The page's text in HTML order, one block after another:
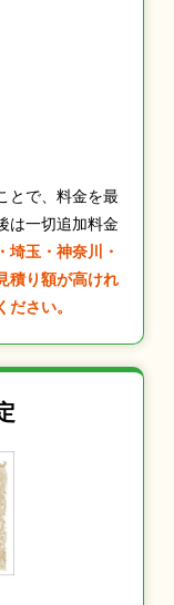
とで、料金を最
は一切追加料金
埼玉・神奈川・
積り額が高けれ
さい。